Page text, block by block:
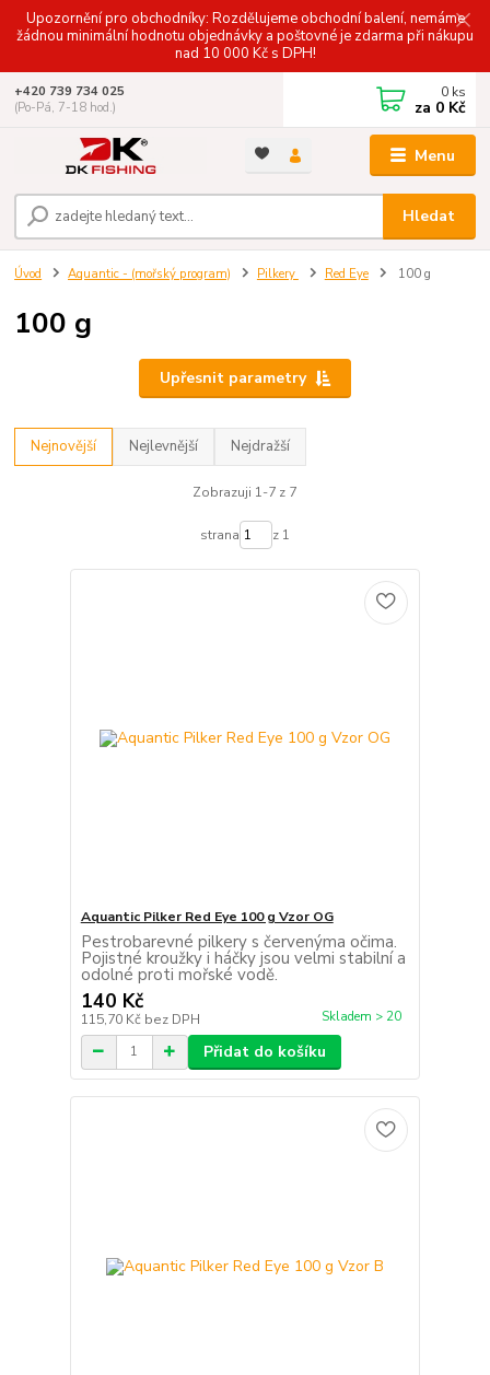
Upozornění pro obchodníky: Rozdělujeme obchodní balení, nemáme
žádnou minimální hodnotu objednávky a poštovné je zdarma při nákupu
nad 10 000 Kč s DPH!
Menu
Hledat
+420 739 734 025
(Po-Pá, 7-18 hod.)
0 ks
za 0 Kč
Úvod Aquantic - (mořský program) Pilkery Red Eye 100 g
100 g
Upřesnit parametry
Nejnovější Nejlevnější Nejdražší
Zobrazuji 1-7 z 7
strana z 1
Aquantic Pilker Red Eye 100 g Vzor OG
Pestrobarevné pilkery s červenýma očima.
Pojistné kroužky i háčky jsou velmi stabilní a
odolné proti mořské vodě.
140 Kč
115,70 Kč bez DPH Skladem > 20
Přidat do košíku